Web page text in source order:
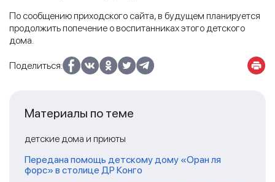
По сообщению приходского сайта, в будущем планируется
продолжить попечение о воспитанниках этого детского
дома.
Поделиться:
Материалы по теме
детские дома и приюты
Передана помощь детскому дому «Оран ля
форс» в столице ДР Конго